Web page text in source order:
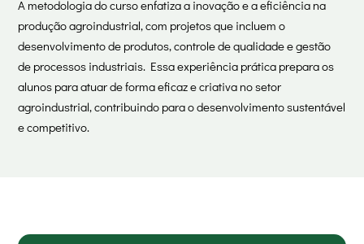
A metodologia do curso enfatiza a inovação e a eficiência na
produção agroindustrial, com projetos que incluem o
desenvolvimento de produtos, controle de qualidade e gestão
de processos industriais. Essa experiência prática prepara os
alunos para atuar de forma eficaz e criativa no setor
agroindustrial, contribuindo para o desenvolvimento sustentável
e competitivo.